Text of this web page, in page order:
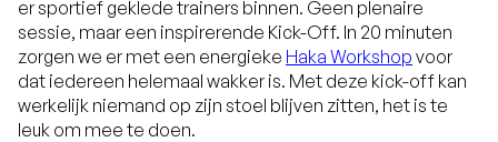
er sportief geklede trainers binnen. Geen plenaire
sessie, maar een inspirerende Kick-Off. In 20 minuten
zorgen we er met een energieke Haka Workshop voor
dat iedereen helemaal wakker is. Met deze kick-off kan
werkelijk niemand op zijn stoel blijven zitten, het is te
leuk om mee te doen.